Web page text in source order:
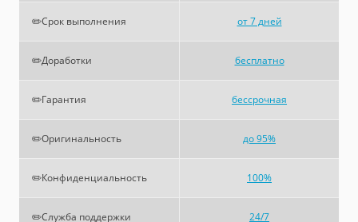
✏️Срок выполнения от 7 дней
✏️Доработки бесплатно
✏️Гарантия бессрочная
✏️Оригинальность до 95%
✏️Конфиденциальность 100%
✏️Служба поддержки 24/7